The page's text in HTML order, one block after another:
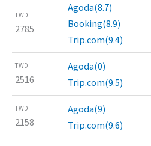
TWD
2785
Agoda(8.7)
Booking(8.9)
Trip.com(9.4)
TWD
2516
Agoda(0)
Trip.com(9.5)
TWD
2158
Agoda(9)
Trip.com(9.6)